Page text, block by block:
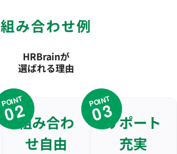
組み合わせ例
HRBrainが
選ばれる理由
POINT
02組み合わ
せ自由
POINT
03サポート
充実